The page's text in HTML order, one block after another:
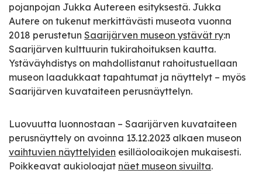
pojanpojan Jukka Autereen esityksestä. Jukka
Autere on tukenut merkittävästi museota vuonna
2018 perustetun Saarijärven museon ystävät ry:n
Saarijärven kulttuurin tukirahoituksen kautta.
Ystäväyhdistys on mahdollistanut rahoitustuellaan
museon laadukkaat tapahtumat ja näyttelyt – myös
Saarijärven kuvataiteen perusnäyttelyn.
Luovuutta luonnostaan – Saarijärven kuvataiteen
perusnäyttely on avoinna 13.12.2023 alkaen museon
vaihtuvien näyttelyiden esilläoloaikojen mukaisesti.
Poikkeavat aukioloajat näet museon sivuilta.